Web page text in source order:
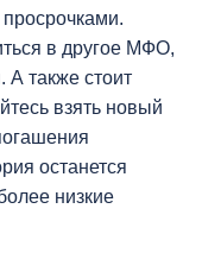
в другое МФО,
А также стоит
взять новый
останется
низкие